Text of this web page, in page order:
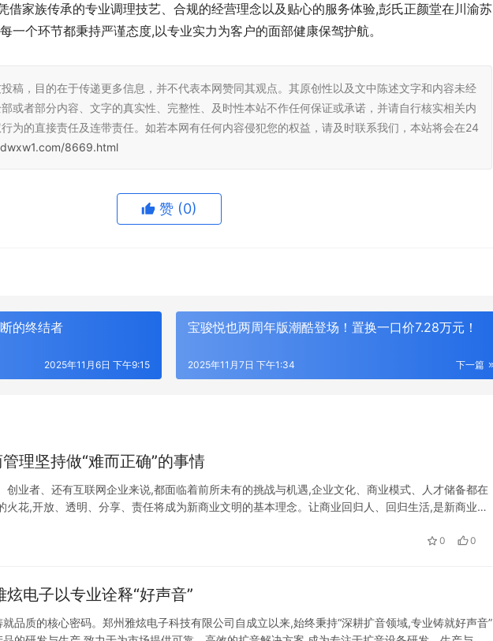
借家族传承的专业调理技艺、合规的经营理念以及贴心的服务体验,彭氏正颜堂在川渝苏
一个环节都秉持严谨态度,以专业实力为客户的面部健康保驾护航。
稿，目的在于传递更多信息，并不代表本网赞同其观点。其原创性以及文中陈述文字和内容未经
或者部分内容、文字的真实性、完整性、及时性本站不作任何保证或承诺，并请自行核实相关内
为的直接责任及连带责任。如若本网有任何内容侵犯您的权益，请及时联系我们，本站将会在24
8669.html
赞 (0)
的终结者
2025年11月6日 下午9:15
宝骏悦也两周年版潮酷登场！置换一口价7.28万元！
下一篇
2025年11月7日 下午1:34
理坚持做“难而正确”的事情
创业者、还有互联网企业来说,都面临着前所未有的挑战与机遇,企业文化、商业模式、人才储备都在
火花,开放、透明、分享、责任将成为新商业文明的基本理念。让商业回归人、回归生活,是新商业文
0 0
品质，深耕扩音 雅炫电子以专业诠释“好声音”
品质的核心密码。郑州雅炫电子科技有限公司自成立以来,始终秉持“深耕扩音领域,专业铸就好声音”